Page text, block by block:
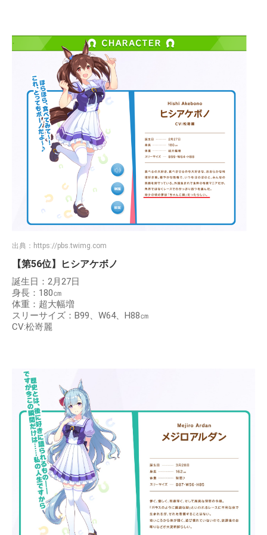
出典： https://pbs.twimg.com
【第56位】ヒシアケボノ
誕生日：2月27日
身長：180㎝
体重：超大幅増
スリーサイズ：B99、W64、H88㎝
CV:松嵜麗